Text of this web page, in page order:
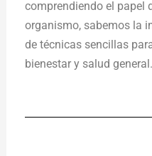
comprendiendo el papel
organismo, sabemos la
de técnicas sencillas
bienestar y salud general.